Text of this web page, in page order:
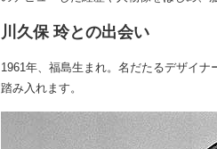
川久保 玲との出会い
1961年、福島生まれ。名だたるデザイ
踏み入れます。